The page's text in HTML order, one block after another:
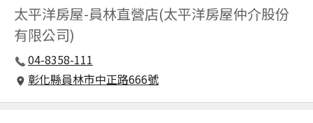
太平洋房屋-員林直營店(太平洋房屋仲介股份
有限公司)
04-8358-111
彰化縣員林市中正路666號